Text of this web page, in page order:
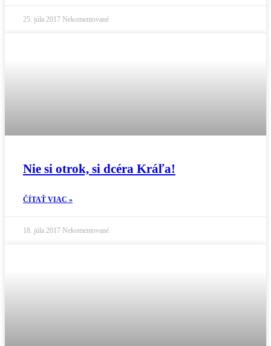
25. júla 2017 Nekomentované
Nie si otrok, si dcéra Kráľa!
ČÍTAŤ VIAC »
18. júla 2017 Nekomentované